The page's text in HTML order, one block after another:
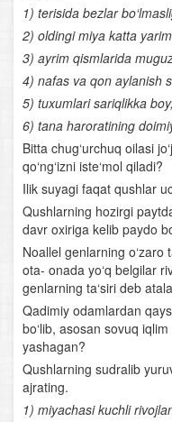
Xordalilar tipi
Lantsetnik
Umurtqasiz va
aylanish sistemasi
Nerv sistemasi va
Baliqlar sinfi
Baliqlarning ko‘payishi
Baliqlar sinfining
Suvda va quruqlikda
Suvda hamda
1) terisida bezlar
2) oldingi miya katta
3) ayrim qismlarida
4) nafas va qon aylanish
5) tuxumlari sariqlikka
6) tana haroratining
Bitta chug‘urchuq oilasi
qo‘ng‘izni iste‘mol qiladi?
Ilik suyagi faqat qushlar
Qushlarning hozirgi
davr oxiriga kelib paydo
Noallel genlarning o‘zaro
ota- onada yo‘q belgilar
genlarning ta‘siri deb
Qadimiy odamlardan
bo‘lib, asosan sovuq
yashagan?
Qushlarning sudralib
ajrating.
1) miyachasi kuchli